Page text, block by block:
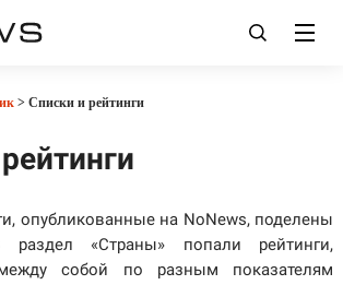
> Списки и рейтинги
опубликованные на NoNews, поделены
«Страны» попали рейтинги,
собой по разным показателям